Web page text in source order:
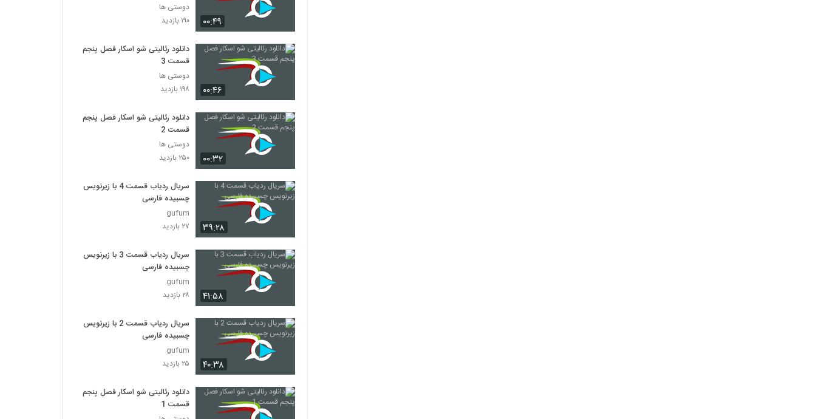
۰۰:۴۹
دوستی ها
۱۹۰ بازدید
۰۰:۴۶
دانلود رئالیتی شو اسکار فصل پنجم
قسمت 3
دوستی ها
۱۹۸ بازدید
۰۰:۳۲
دانلود رئالیتی شو اسکار فصل پنجم
قسمت 2
دوستی ها
۲۵۰ بازدید
۳۹:۲۸
سریال ردیاب قسمت 4 با زیرنویس
چسبیده فارسی
gufum
۲۷ بازدید
۴۱:۵۸
سریال ردیاب قسمت 3 با زیرنویس
چسبیده فارسی
gufum
۲۸ بازدید
۴۰:۳۸
سریال ردیاب قسمت 2 با زیرنویس
چسبیده فارسی
gufum
۲۵ بازدید
دانلود رئالیتی شو اسکار فصل پنجم
قسمت 1